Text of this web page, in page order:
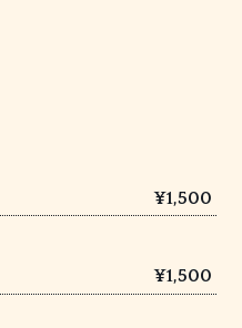
¥1,500
¥1,500